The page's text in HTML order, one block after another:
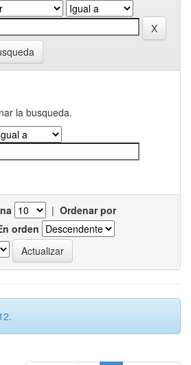
la busqueda.
| Ordenar por
orden